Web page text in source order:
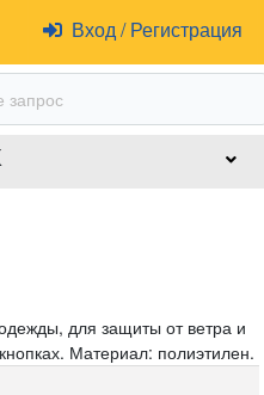
Вход /Регистрация
для защиты от ветра и
Материал: полиэтилен.